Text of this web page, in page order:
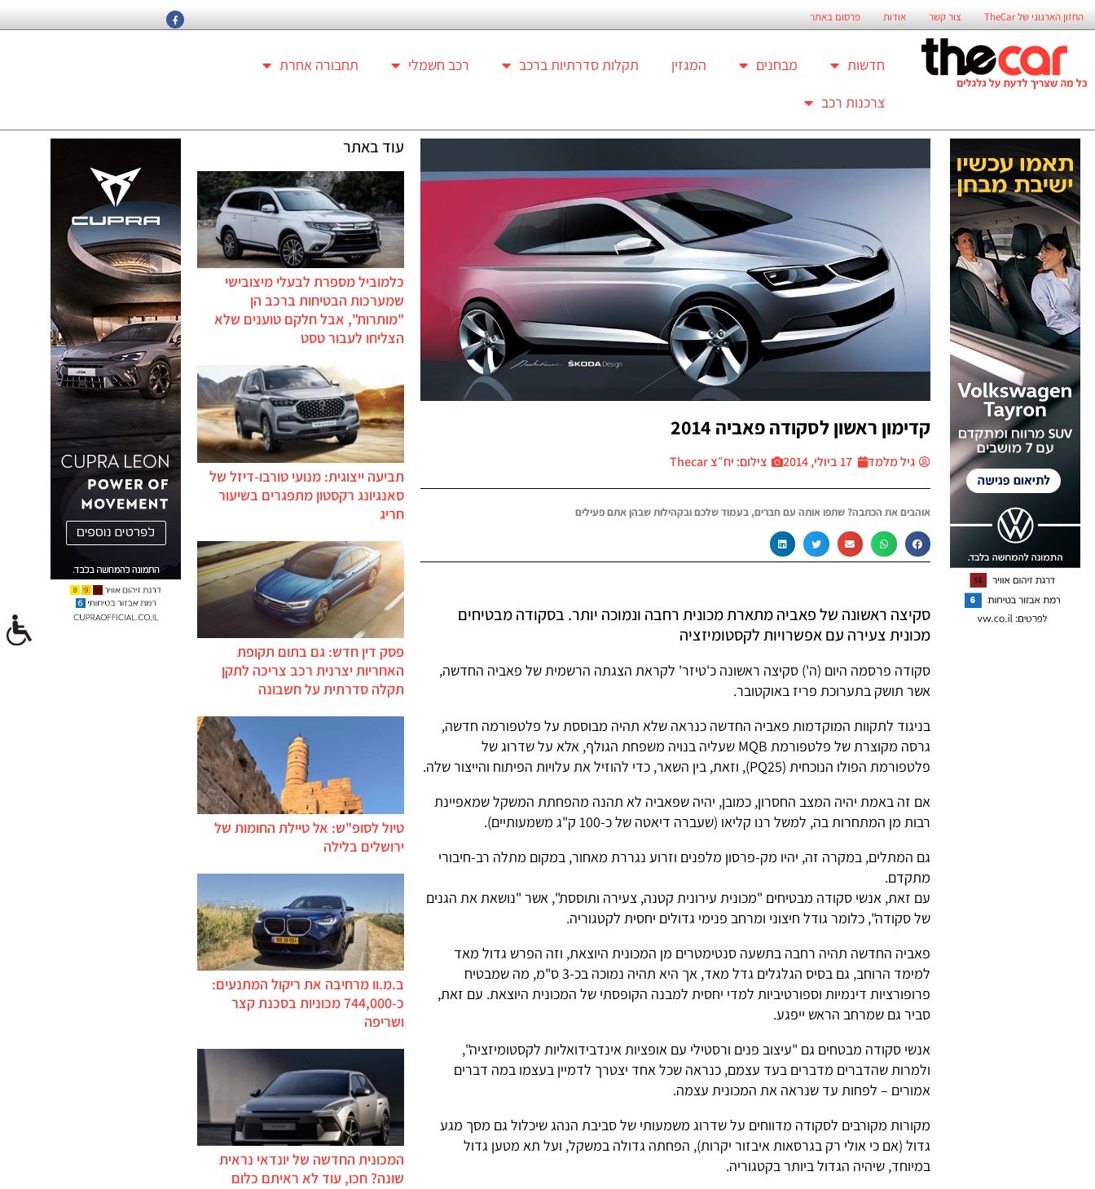
החזון הארגוני של TheCar צור קשר אודות פרסום באתר
חדשות מבחנים המגזין תקלות סדרתיות ברכב רכב חשמלי
תחבורה אחרת
צרכנות רכב
קדימון ראשון לסקודה פאביה 2014
גיל מלמד 17 ביולי, 2014 צילום: יח״צ Thecar
אוהבים את הכתבה? שתפו אותה עם חברים, בעמוד שלכם ובקהילות שבהן אתם פעילים
סקיצה ראשונה של פאביה מתארת מכונית רחבה ונמוכה יותר. בסקודה מבטיחים
מכונית צעירה עם אפשרויות לקסטומיזציה
סקודה פרסמה היום (ה') סקיצה ראשונה כ'טיזר' לקראת הצגתה הרשמית של פאביה החדשה,
אשר תושק בתערוכת פריז באוקטובר.
בניגוד לתקוות המוקדמות פאביה החדשה כנראה שלא תהיה מבוססת על פלטפורמה חדשה,
גרסה מקוצרת של פלטפורמת MQB שעליה בנויה משפחת הגולף, אלא על שדרוג של
פלטפורמת הפולו הנוכחית (PQ25), וזאת, בין השאר, כדי להוזיל את עלויות הפיתוח והייצור שלה.
אם זה באמת יהיה המצב החסרון, כמובן, יהיה שפאביה לא תהנה מהפחתת המשקל שמאפיינת
רבות מן המתחרות בה, למשל רנו קליאו (שעברה דיאטה של כ-100 ק"ג משמעותיים).
גם המתלים, במקרה זה, יהיו מק-פרסון מלפנים וזרוע נגררת מאחור, במקום מתלה רב-חיבורי
מתקדם.
עם זאת, אנשי סקודה מבטיחים "מכונית עירונית קטנה, צעירה ותוססת", אשר "נושאת את הגנים
של סקודה", כלומר גודל חיצוני ומרחב פנימי גדולים יחסית לקטגוריה.
פאביה החדשה תהיה רחבה בתשעה סנטימטרים מן המכונית היוצאת, וזה הפרש גדול מאד
למימד הרוחב, גם בסיס הגלגלים גדל מאד, אך היא תהיה נמוכה בכ-3 ס"מ, מה שמבטיח
פרופורציות דינמיות וספורטיביות למדי יחסית למבנה הקופסתי של המכונית היוצאת. עם זאת,
סביר גם שמרחב הראש ייפגע.
אנשי סקודה מבטחים גם "עיצוב פנים ורסטילי עם אופציות אינדבידואליות לקסטומיזציה",
ולמרות שהדברים מדברים בעד עצמם, כנראה שכל אחד יצטרך לדמיין בעצמו במה דברים
אמורים – לפחות עד שנראה את המכונית עצמה.
מקורות מקורבים לסקודה מדווחים על שדרוג משמעותי של סביבת הנהג שיכלול גם מסך מגע
גדול (אם כי אולי רק בגרסאות איבזור יקרות), הפחתה גדולה במשקל, ועל תא מטען גדול
במיוחד, שיהיה הגדול ביותר בקטגוריה.
עוד באתר
כלמוביל מספרת לבעלי מיצובישי
שמערכות הבטיחות ברכב הן
"מותרות", אבל חלקם טוענים שלא
הצליחו לעבור טסט
תביעה ייצוגית: מנועי טורבו-דיזל של
סאנגיונג רקסטון מתפגרים בשיעור
חריג
פסק דין חדש: גם בתום תקופת
האחריות יצרנית רכב צריכה לתקן
תקלה סדרתית על חשבונה
טיול לסופ"ש: אל טיילת החומות של
ירושלים בלילה
ב.מ.וו מרחיבה את ריקול המתנעים:
כ-744,000 מכוניות בסכנת קצר
ושריפה
המכונית החדשה של יונדאי נראית
שונה? חכו, עוד לא ראיתם כלום